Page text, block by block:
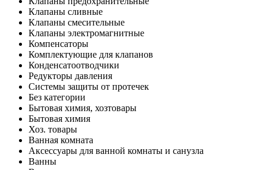
Клапаны сливные
Клапаны смесительные
Клапаны электромагнитные
Компенсаторы
Комплектующие для клапанов
Конденсатоотводчики
Редукторы давления
Системы защиты от протечек
Без категории
Бытовая химия, хозтовары
Бытовая химия
Хоз. товары
Ванная комната
Аксессуары для ванной комнаты и санузла
Ванны